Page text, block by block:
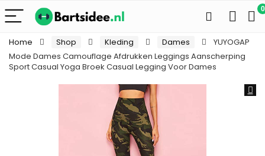
0
Home Shop Kleding Dames
YUYOGAP
Mode Dames Camouflage Afdrukken Leggings Aanscherping
Sport Casual Yoga Broek Casual Legging Voor Dames